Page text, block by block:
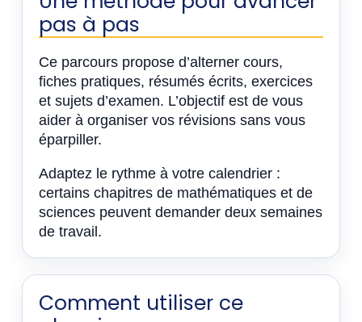
pas à pas
Ce parcours propose d’alterner cours,
fiches pratiques, résumés écrits, exercices
et sujets d’examen. L’objectif est de vous
aider à organiser vos révisions sans vous
éparpiller.
Adaptez le rythme à votre calendrier :
certains chapitres de mathématiques et de
sciences peuvent demander deux semaines
de travail.
Comment utiliser ce